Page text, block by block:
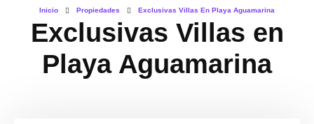
Inicio Propiedades Exclusivas Villas En Playa Aguamarina
Exclusivas Villas en
Playa Aguamarina